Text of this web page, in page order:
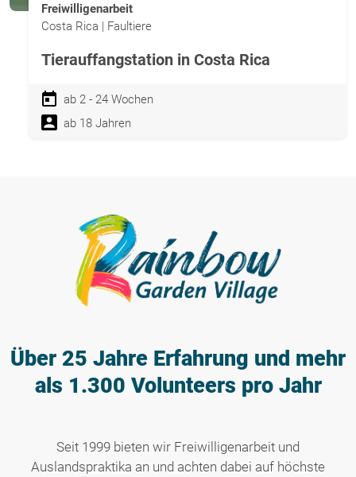
Freiwilligenarbeit
Costa Rica | Faultiere
Tierauffangstation in Costa Rica
ab 2 - 24 Wochen
ab 18 Jahren
Über 25 Jahre Erfahrung und mehr
als 1.300 Volunteers pro Jahr
Seit 1999 bieten wir Freiwilligenarbeit und
Auslandspraktika an und achten dabei auf höchste